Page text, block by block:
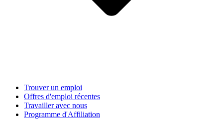
Trouver un emploi
Offres d'emploi récentes
Travailler avec nous
Programme d'Affiliation